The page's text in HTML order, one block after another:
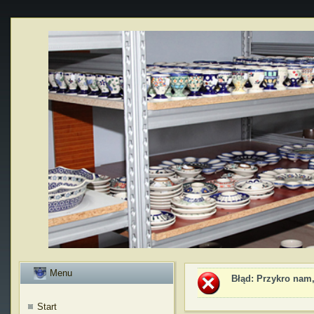
Menu
Start
Błąd : Przykro